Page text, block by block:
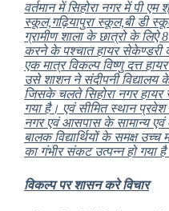
वर्तमान में सिहोरा नगर में पी एम
स्कूल,गढ़ियापुरा स्कूल,बी डी
ग्रामीण शाला के छात्रो के लिऐ
करने के पश्चात हायर सेकेण्डरी
एक मात्र विकल्प विष्णु दत्त
उसे शाशन ने संदीपनी
जिसके चलते सिहोरा नगर हायर
गया है। एवं सीमित स्थान प्रवेश
नगर एवं आसपास के सामान्य एवं
बालक वि‌द्यार्थियों के समक्ष उच्च
का गंभीर संकट उत्पन्न हो गया
विकल्प पर शासन करे विचार